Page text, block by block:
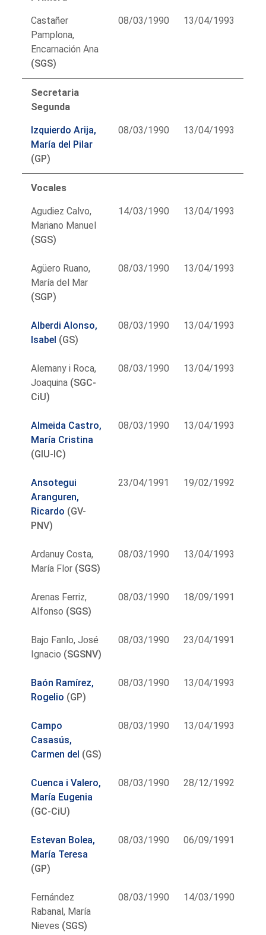
Castañer
Pamplona,
Encarnación Ana
(SGS)
08/03/1990 13/04/1993
Secretaria
Segunda
Izquierdo Arija,
María del Pilar
(GP)
08/03/1990 13/04/1993
Vocales
Agudiez Calvo,
Mariano Manuel
(SGS)
14/03/1990 13/04/1993
Agüero Ruano,
María del Mar
(SGP)
08/03/1990 13/04/1993
Alberdi Alonso,
Isabel (GS)
08/03/1990 13/04/1993
Alemany i Roca,
Joaquina (SGC-
CiU)
08/03/1990 13/04/1993
Almeida Castro,
María Cristina
(GIU-IC)
08/03/1990 13/04/1993
Ansotegui
Aranguren,
Ricardo (GV-
PNV)
23/04/1991 19/02/1992
Ardanuy Costa,
María Flor (SGS)
08/03/1990 13/04/1993
Arenas Ferriz,
Alfonso (SGS)
08/03/1990 18/09/1991
Bajo Fanlo, José
Ignacio (SGSNV)
08/03/1990 23/04/1991
Baón Ramírez,
Rogelio (GP)
08/03/1990 13/04/1993
Campo
Casasús,
Carmen del (GS)
08/03/1990 13/04/1993
Cuenca i Valero,
María Eugenia
(GC-CiU)
08/03/1990 28/12/1992
Estevan Bolea,
María Teresa
(GP)
08/03/1990 06/09/1991
Fernández
Rabanal, María
Nieves (SGS)
08/03/1990 14/03/1990